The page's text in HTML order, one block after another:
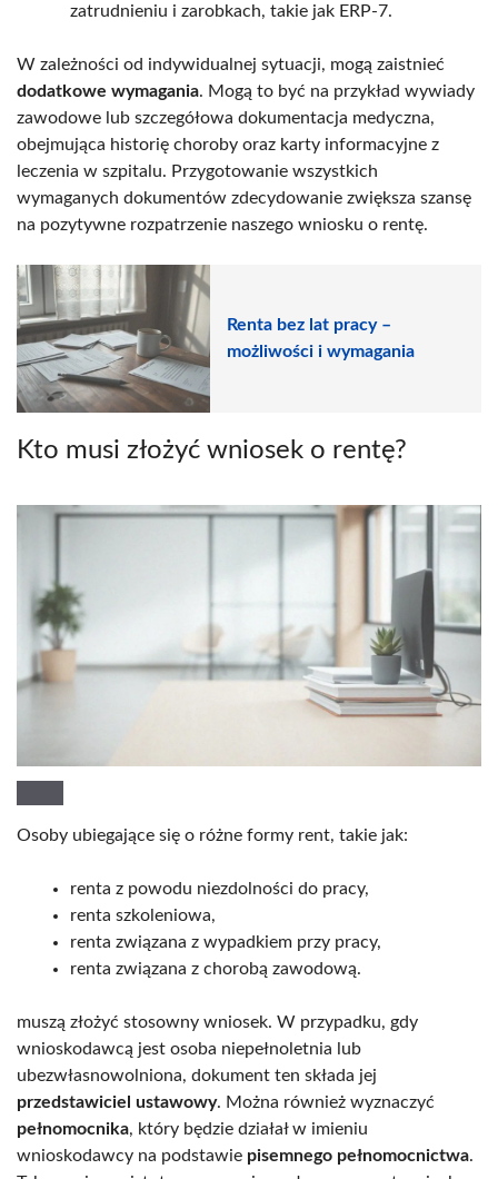
zatrudnieniu i zarobkach, takie jak ERP-7.
W zależności od indywidualnej sytuacji, mogą zaistnieć
dodatkowe wymagania. Mogą to być na przykład wywiady
zawodowe lub szczegółowa dokumentacja medyczna,
obejmująca historię choroby oraz karty informacyjne z
leczenia w szpitalu. Przygotowanie wszystkich
wymaganych dokumentów zdecydowanie zwiększa szansę
na pozytywne rozpatrzenie naszego wniosku o rentę.
Renta bez lat pracy –
możliwości i wymagania
Kto musi złożyć wniosek o rentę?
Osoby ubiegające się o różne formy rent, takie jak:
renta z powodu niezdolności do pracy,
renta szkoleniowa,
renta związana z wypadkiem przy pracy,
renta związana z chorobą zawodową.
muszą złożyć stosowny wniosek. W przypadku, gdy
wnioskodawcą jest osoba niepełnoletnia lub
ubezwłasnowolniona, dokument ten składa jej
przedstawiciel ustawowy. Można również wyznaczyć
pełnomocnika, który będzie działał w imieniu
wnioskodawcy na podstawie pisemnego pełnomocnictwa.